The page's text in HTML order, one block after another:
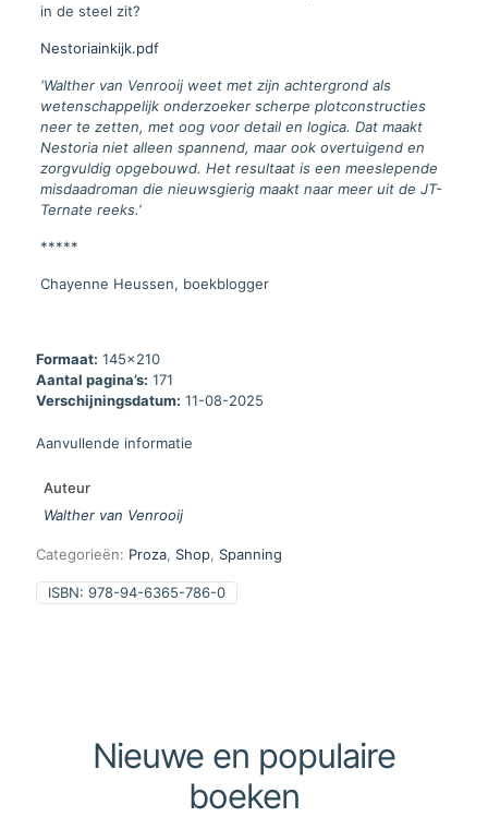
in de steel zit?
Nestoriainkijk.pdf
‘Walther van Venrooij weet met zijn achtergrond als
wetenschappelijk onderzoeker scherpe plotconstructies
neer te zetten, met oog voor detail en logica. Dat maakt
Nestoria niet alleen spannend, maar ook overtuigend en
zorgvuldig opgebouwd. Het resultaat is een meeslepende
misdaadroman die nieuwsgierig maakt naar meer uit de JT-
Ternate reeks.’
*****
Chayenne Heussen, boekblogger
Formaat: 145x210
Aantal pagina’s: 171
Verschijningsdatum: 11-08-2025
Aanvullende informatie
Auteur
Walther van Venrooij
Categorieën: Proza Shop Spanning
ISBN: 978-94-6365-786-0
Nieuwe en populaire
boeken